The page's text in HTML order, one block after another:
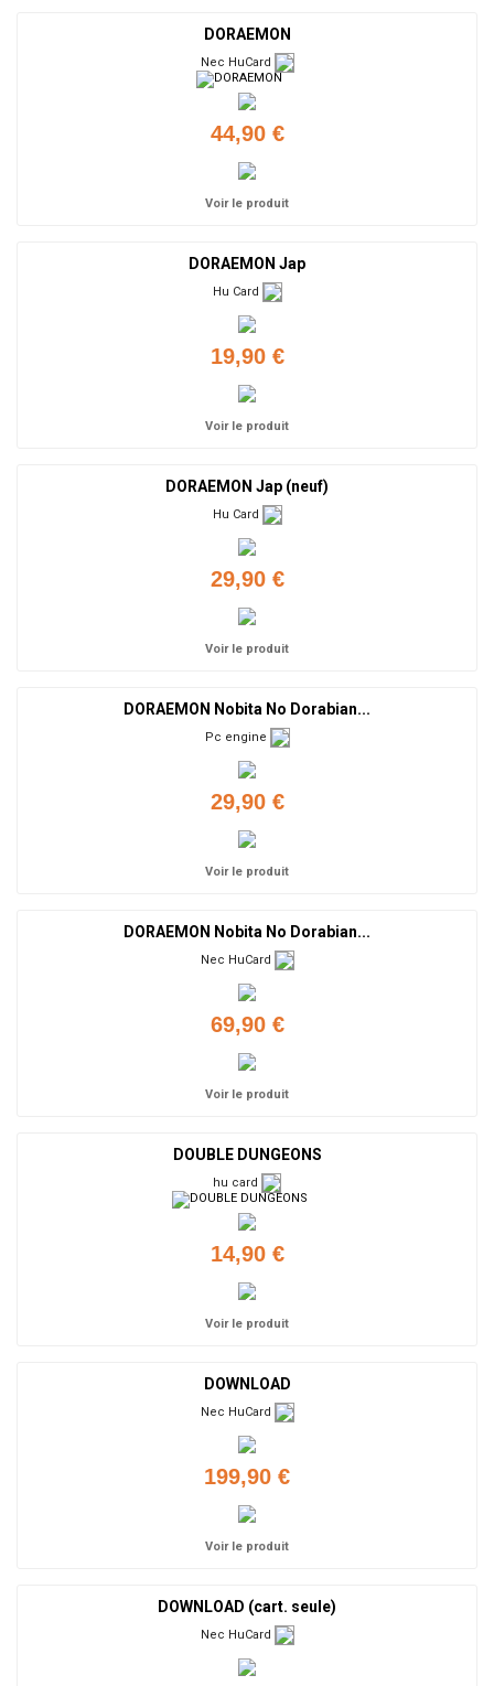
DORAEMON
Nec HuCard
44,90 €
Voir le produit
DORAEMON Jap
Hu Card
19,90 €
Voir le produit
DORAEMON Jap (neuf)
Hu Card
29,90 €
Voir le produit
DORAEMON Nobita No Dorabian...
Pc engine
29,90 €
Voir le produit
DORAEMON Nobita No Dorabian...
Nec HuCard
69,90 €
Voir le produit
DOUBLE DUNGEONS
hu card
14,90 €
Voir le produit
DOWNLOAD
Nec HuCard
199,90 €
Voir le produit
DOWNLOAD (cart. seule)
Nec HuCard